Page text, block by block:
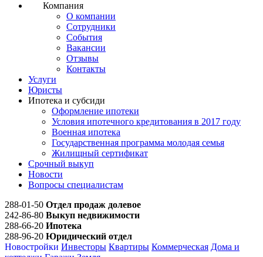
Компания
О компании
Сотрудники
События
Вакансии
Отзывы
Контакты
Услуги
Юристы
Ипотека и субсиди
Оформление ипотеки
Условия ипотечного кредитования в 2017 году
Военная ипотека
Государственная программа молодая семья
Жилищный сертификат
Срочный выкуп
Новости
Вопросы специалистам
288-01-50 Отдел продаж долевое
242-86-80 Выкуп недвижимости
288-66-20 Ипотека
288-96-20 Юридический отдел
Новостройки Инвесторы Квартиры Коммерческая Дома и